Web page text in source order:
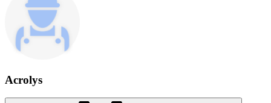
Acrolys